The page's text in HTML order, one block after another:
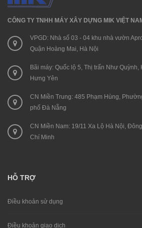
CÔNG TY TNHH MÁY XÂY DỰNG MIK VIỆT
VPGD: Nhà số 03 - 04 khu nhà vườn
Quận Hoàng Mai, Hà Nội
Bãi máy: Quốc lộ 5, Thị trấn Như Quỳnh,
Hưng Yên
CN Miền Trung: 485 Phạm Hùng,
phố Đà Nẵng
CN Miền Nam: 19/11 Xa Lộ Hà Nội,
Chí Minh
HỖ TRỢ
Điều khoản sử dụng
Điều khoản giao dịch